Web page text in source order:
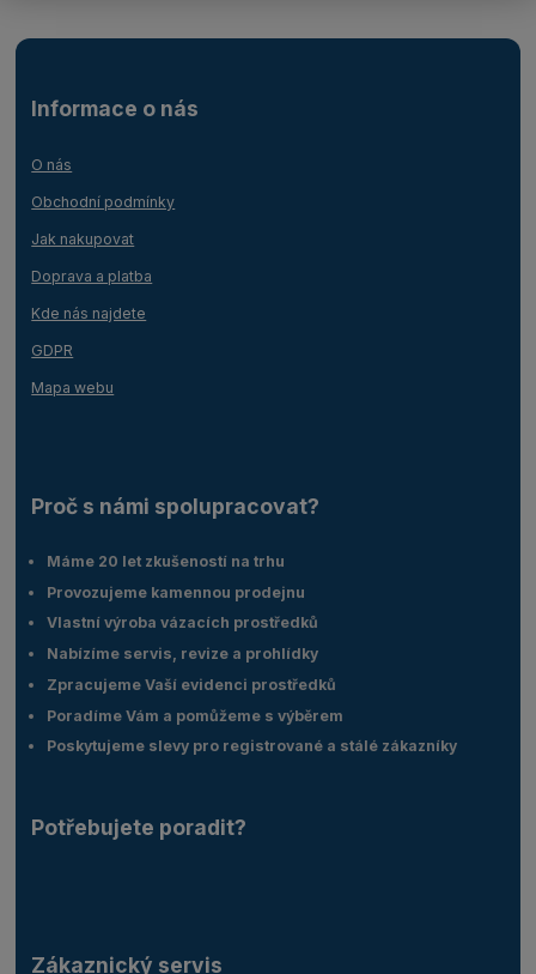
Informace o nás
O nás
Obchodní podmínky
Jak nakupovat
Doprava a platba
Kde nás najdete
GDPR
Mapa webu
Proč s námi spolupracovat?
Máme 20 let zkušeností na trhu
Provozujeme kamennou prodejnu
Vlastní výroba vázacích prostředků
Nabízíme servis, revize a prohlídky
Zpracujeme Vaší evidenci prostředků
Poradíme Vám a pomůžeme s výběrem
Poskytujeme slevy pro registrované a stálé zákazníky
Potřebujete poradit?
Zákaznický servis